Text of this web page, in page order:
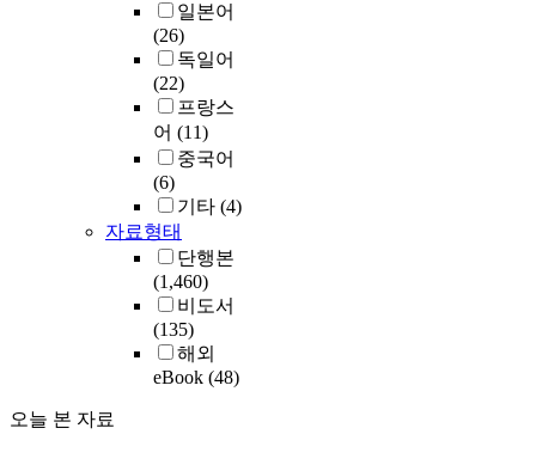
일본어
(26)
독일어
(22)
프랑스
어 (11)
중국어
(6)
기타 (4)
자료형태
단행본
(1,460)
비도서
(135)
해외
eBook (48)
오늘 본 자료